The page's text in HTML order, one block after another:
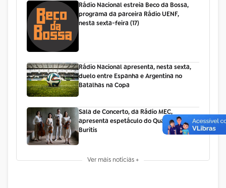
Rádio Nacional estreia Beco da Bossa,
programa da parceira Rádio UENF,
nesta sexta-feira (17)
Rádio Nacional apresenta, nesta sexta,
duelo entre Espanha e Argentina no
Batalhas na Copa
Sala de Concerto, da Rádio MEC,
apresenta espetáculo do Quarteto
Buritis
Ver mais notícias +